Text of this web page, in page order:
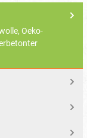
Oeko-